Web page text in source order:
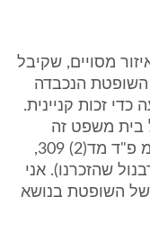
מסויים, שקיבל
השופטת הנכבדה
זכות קניינית.
בית משפט זה
(רע"א 371/89 ליבוביץ נ' אליהו בע"מ פ"ד מד(2) 309,
טרבנול שהזכרנו). אני
השופטת בנושא